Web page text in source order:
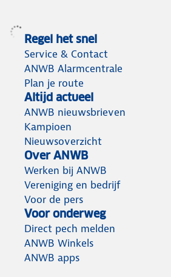
Regel het snel
Service & Contact
ANWB Alarmcentrale
Plan je route
Altijd actueel
ANWB nieuwsbrieven
Kampioen
Nieuwsoverzicht
Over ANWB
Werken bij ANWB
Vereniging en bedrijf
Voor de pers
Voor onderweg
Direct pech melden
ANWB Winkels
ANWB apps